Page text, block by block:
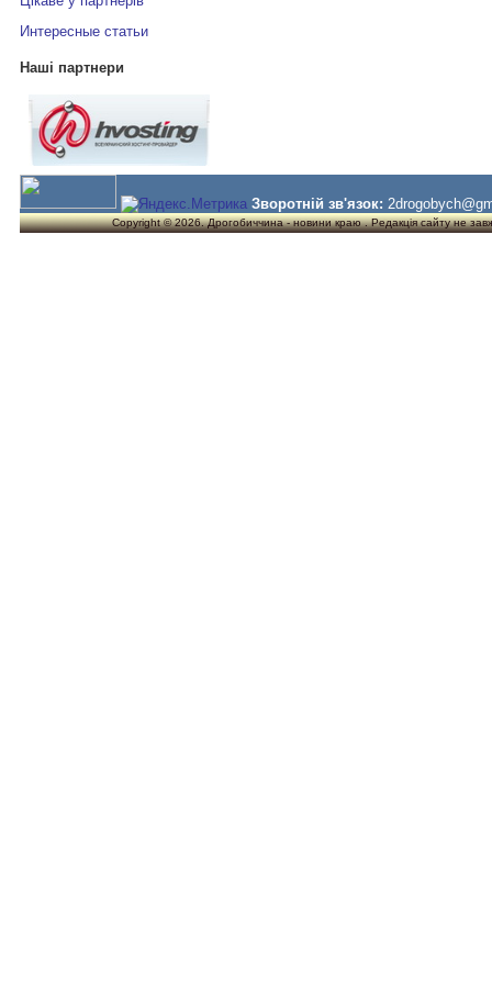
Интересные статьи
Наші партнери
Зворотній зв'язок:
Copyright © 2026. Дрогобиччина - новини краю . Редакція сайту не